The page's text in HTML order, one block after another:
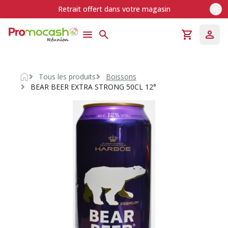
Retrait offert dans votre magasin
Accueil
Tous les produits
Boissons
BEAR BEER EXTRA STRONG 50CL 12°